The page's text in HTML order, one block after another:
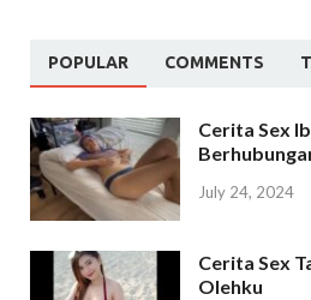
POPULAR COMMENTS
Cerita Sex
July 24, 2024
Cerita Sex
Olehku